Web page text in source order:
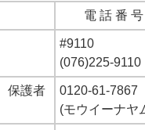
電 話 番 号
#9110
(076)225-9110
保護者
0120-61-7867
(モウイーナヤ